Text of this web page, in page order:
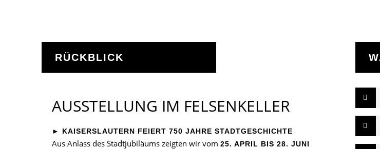
RÜCKBLICK
AUSSTELLUNG IM FELSENKELLER
► KAISERSLAUTERN FEIERT 750 JAHRE STADTGESCHICHTE
Aus Anlass des Stadtjubiläums zeigten wir vom 25. APRIL BIS 28. JUNI